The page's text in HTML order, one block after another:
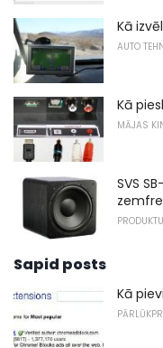
Kā
AUTO
Kā
MĀJAS
SVS
Sapid posts
Kā